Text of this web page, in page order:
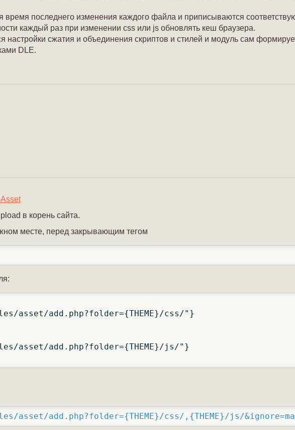
время последнего изменения каждого файла и приписываются
каждый раз при изменении css или js обновлять кеш браузера.
сжатия и объединения скриптов и стилей и модуль сам
DLE.
в корень сайта.
месте, перед закрывающим тегом
asset/add.php?folder={THEME}/css/,{THEME}/js/